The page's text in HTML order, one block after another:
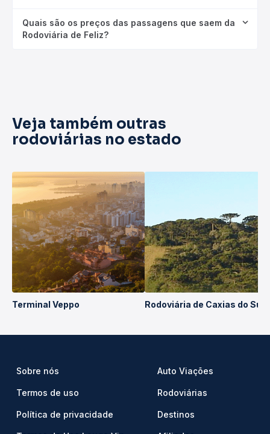
Quais são os preços das passagens que saem da
Rodoviária de Feliz?
Veja também outras
rodoviárias no estado
Terminal Veppo Rodoviária de Caxias do Sul
Sobre nós
Termos de uso
Política de privacidade
Auto Viações
Rodoviárias
Destinos